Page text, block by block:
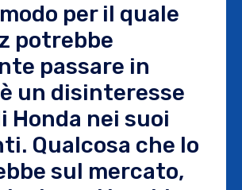
per il quale
potrebbe
passare in
un disinteresse
Honda nei suoi
Qualcosa che lo
sul mercato,